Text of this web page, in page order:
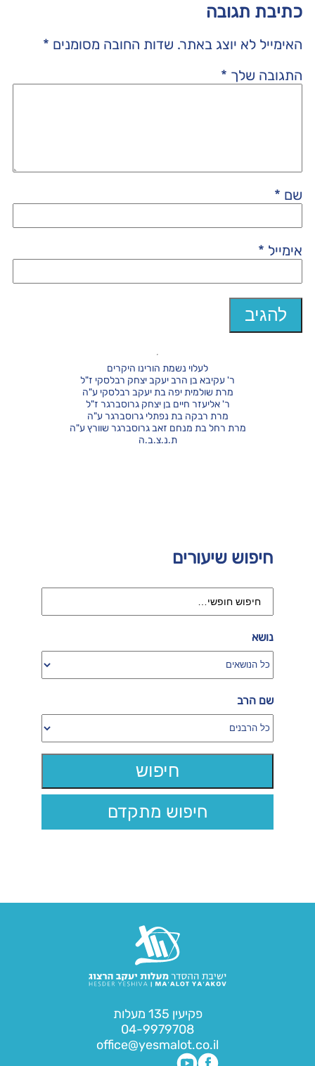
כתיבת תגובה
האימייל לא יוצג באתר. שדות החובה מסומנים *
התגובה שלך *
שם *
אימייל *
חיפוש שיעורים
נושא
שם הרב
חיפוש מתקדם
לעלוי נשמת הורינו היקרים
ר' עקיבא בן הרב יעקב יצחק רבלסקי ז"ל
מרת שולמית יפה בת יעקב רבלסקי ע"ה
ר' אליעזר חיים בן יצחק גרוסברגר ז"ל
מרת רבקה בת נפתלי גרוסברגר ע"ה
מרת רחל בת מנחם זאב גרוסברגר שוורץ ע"ה
ת.נ.צ.ב.ה
פקיעין 135 מעלות
04-9979708
office@yesmalot.co.il